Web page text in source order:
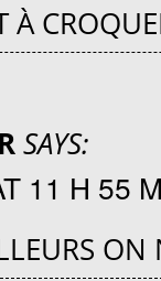
À
SAYS:
11 H 55
ON